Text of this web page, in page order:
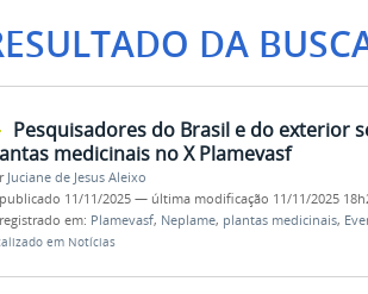
DA
Pesquisadores do Brasil e do exterior
medicinais no X Plamevasf
Juciane de Jesus Aleixo
publicado 11/11/2025 — última modificação 11/11/2025
em: Plamevasf, Neplame, plantas medicinais,
em Notícias